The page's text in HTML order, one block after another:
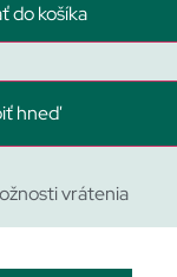
do košíka
hneď
vrátenia